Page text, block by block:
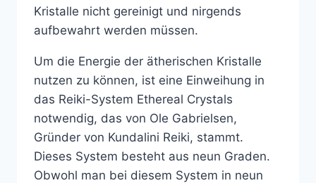
Kristalle nicht gereinigt und nirgends
aufbewahrt werden müssen.
Um die Energie der ätherischen Kristalle
nutzen zu können, ist eine Einweihung in
das Reiki-System Ethereal Crystals
notwendig, das von Ole Gabrielsen,
Gründer von Kundalini Reiki, stammt.
Dieses System besteht aus neun Graden.
Obwohl man bei diesem System in neun